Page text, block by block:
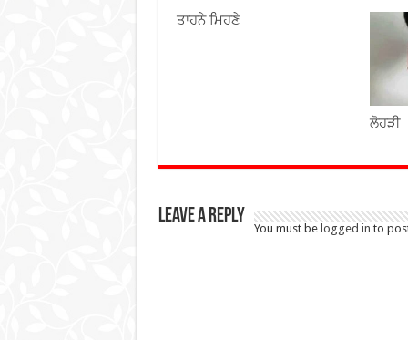
ਤਾਹਨੇ ਮਿਹਣੇ
ਲੋਹੜੀ
Leave a Reply
You must be logged in to